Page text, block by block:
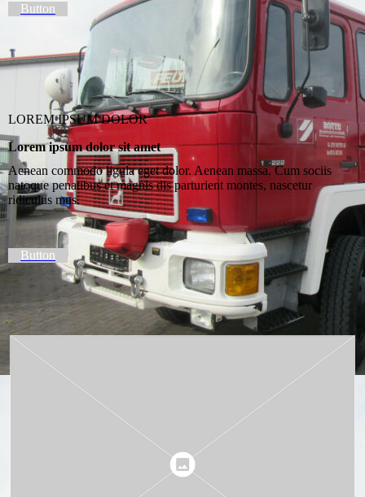
Button
LOREM IPSUM DOLOR
Lorem ipsum dolor sit amet
Aenean commodo ligula eget dolor. Aenean massa. Cum sociis
natoque penatibus et magnis dis parturient montes, nascetur
ridiculus mus.
Button